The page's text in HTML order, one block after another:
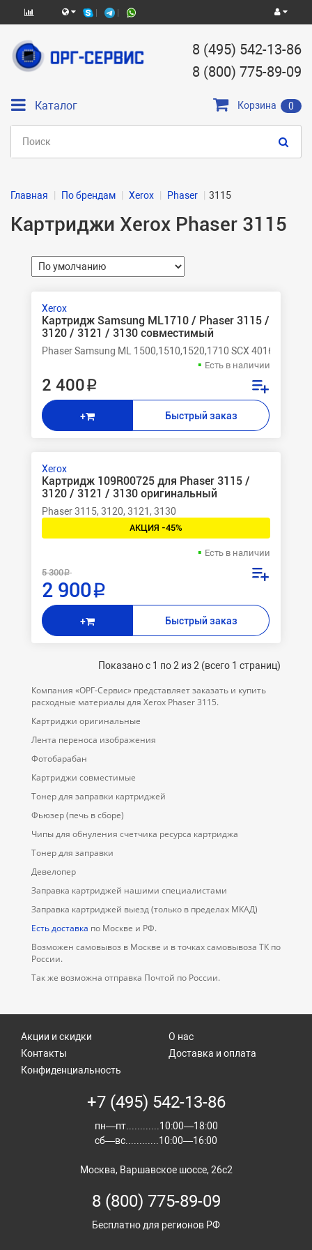
8 (495) 542-13-86
8 (800) 775-89-09
Каталог Корзина 0
Главная По брендам Xerox Phaser 3115
Картриджи Xerox Phaser 3115
Xerox
Картридж Samsung ML1710 / Phaser 3115 /
3120 / 3121 / 3130 совместимый
Phaser Samsung ML 1500,1510,1520,1710 SCX 4016/4216/
Есть в наличии
2 400 ₽
+ Быстрый заказ
Xerox
Картридж 109R00725 для Phaser 3115 /
3120 / 3121 / 3130 оригинальный
Phaser 3115, 3120, 3121, 3130
АКЦИЯ -45%
Есть в наличии
5 300 ₽
2 900 ₽
+ Быстрый заказ
Показано с 1 по 2 из 2 (всего 1 страниц)
Компания «ОРГ-Cервис» представляет заказать и купить
расходные материалы для Xerox Phaser 3115.
Картриджи оригинальные
Лента переноса изображения
Фотобарабан
Картриджи совместимые
Тонер для заправки картриджей
Фьюзер (печь в сборе)
Чипы для обнуления счетчика ресурса картриджа
Тонер для заправки
Девелопер
Заправка картриджей нашими специалистами
Заправка картриджей выезд (только в пределах МКАД)
Есть доставка по Москве и РФ.
Возможен самовывоз в Москве и в точках самовывоза ТК по
России.
Так же возможна отправка Почтой по России.
Акции и скидки
Контакты
О нас
Доставка и оплата
Конфиденциальность
+7 (495) 542-13-86
пн—пт............10:00—18:00
сб—вс............10:00—16:00
Москва, Варшавское шоссе, 26с2
8 (800) 775-89-09
Бесплатно для регионов РФ